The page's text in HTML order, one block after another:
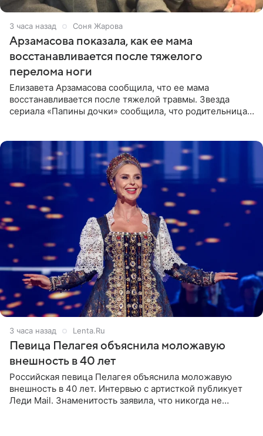
3 часа назад Соня Жарова
Арзамасова показала, как ее мама
восстанавливается после тяжелого
перелома ноги
Елизавета Арзамасова сообщила, что ее мама
восстанавливается после тяжелой травмы. Звезда
сериала «Папины дочки» сообщила, что родительница
3 часа назад Lenta.Ru
Певица Пелагея объяснила моложавую
внешность в 40 лет
Российская певица Пелагея объяснила моложавую
внешность в 40 лет. Интервью с артисткой публикует
Леди Mail. Знаменитость заявила, что никогда не